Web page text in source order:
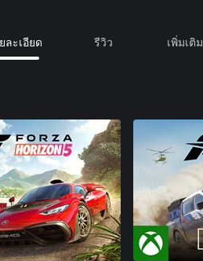
ละเอียด รีวิว เพิ่มเติม